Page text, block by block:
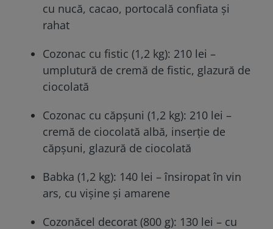
cu nucă, cacao, portocală confiata și
rahat
Cozonac cu fistic (1,2 kg): 210 lei –
umplutură de cremă de fistic, glazură de
ciocolată
Cozonac cu căpșuni (1,2 kg): 210 lei –
cremă de ciocolată albă, inserție de
căpșuni, glazură de ciocolată
Babka (1,2 kg): 140 lei – însiropat în vin
ars, cu vișine și amarene
Cozonăcel decorat (800 g): 130 lei – cu